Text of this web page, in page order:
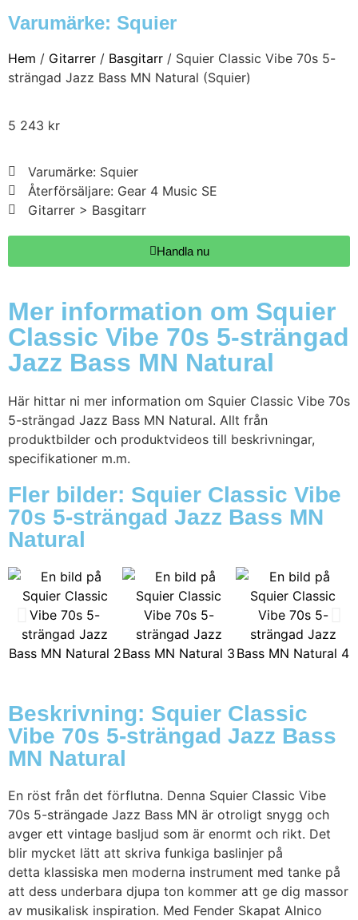
Varumärke: Squier
Hem / Gitarrer / Basgitarr / Squier Classic Vibe 70s 5-
strängad Jazz Bass MN Natural (Squier)
5 243 kr
Varumärke: Squier
Återförsäljare: Gear 4 Music SE
Gitarrer > Basgitarr
Handla nu
Mer information om Squier
Classic Vibe 70s 5-strängad
Jazz Bass MN Natural
Här hittar ni mer information om Squier Classic Vibe 70s
5-strängad Jazz Bass MN Natural. Allt från
produktbilder och produktvideos till beskrivningar,
specifikationer m.m.
Fler bilder: Squier Classic Vibe
70s 5-strängad Jazz Bass MN
Natural
Beskrivning: Squier Classic
Vibe 70s 5-strängad Jazz Bass
MN Natural
En röst från det förflutna. Denna Squier Classic Vibe
70s 5-strängade Jazz Bass MN är otroligt snygg och
avger ett vintage basljud som är enormt och rikt. Det
blir mycket lätt att skriva funkiga baslinjer på
detta klassiska men moderna instrument med tanke på
att dess underbara djupa ton kommer att ge dig massor
av musikalisk inspiration. Med Fender Skapat Alnico